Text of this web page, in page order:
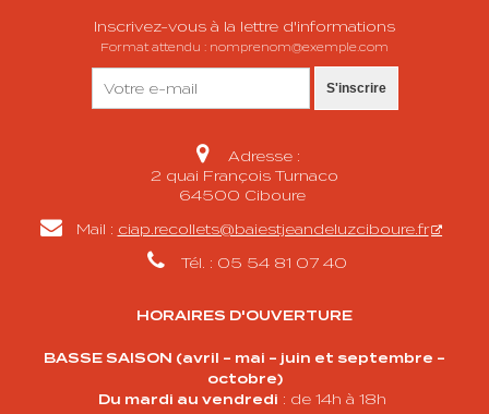
Inscrivez-vous à la lettre d'informations
Format attendu : nomprenom@exemple.com
S'inscrire

Adresse :
2 quai François Turnaco
64500 Ciboure
 Mail : ciap.recollets@baiestjeandeluzciboure.fr
 Tél. : 05 54 81 07 40
HORAIRES D'OUVERTURE
BASSE SAISON (avril - mai - juin et septembre -
octobre)
Du mardi au vendredi : de 14h à 18h